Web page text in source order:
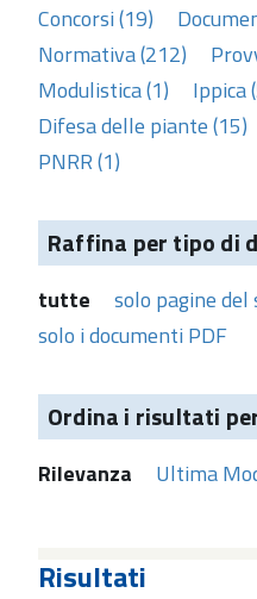
Concorsi (19)
Normativa (212)
Modulistica (1)
Ippica
Difesa delle piante (15)
PNRR (1)
Raffina per tipo di
tutte
solo pagine del
solo i documenti PDF
Ordina i risultati
Rilevanza Ultima
Risultati